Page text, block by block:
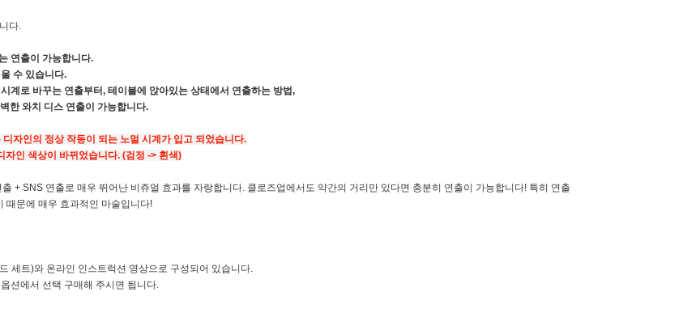
다.
연출이 가능합니다.
수 있습니다.
계로 바꾸는 연출부터, 테이블에 앉아있는 상태에서 연출하는 방법,
한 와치 디스 연출이 가능합니다.
자인의 정상 작동이 되는 노멀 시계가 입고 되었습니다.
자인 색상이 바뀌었습니다. (검정 -> 흰색)
+ SNS 연출로 매우 뛰어난 비쥬얼 효과를 자랑합니다. 클로즈업에서도 약간의 거리만 있다면 충분히 연출이 가능합니다! 특히 연출
때문에 매우 효과적인 마술입니다!
세트)와 온라인 인스트럭션 영상으로 구성되어 있습니다.
션에서 선택 구매해 주시면 됩니다.